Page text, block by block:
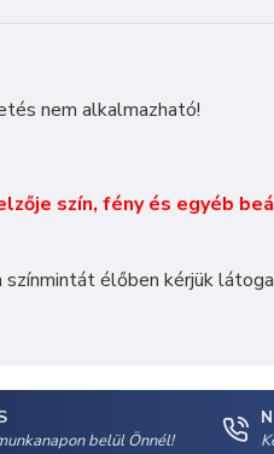
nem alkalmazható!
szín, fény és egyéb
élőben kérjük
belül Önnél!